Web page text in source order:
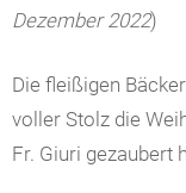
Dezember 2022)
Die fleißigen
voller Stolz die
Fr. Giuri gezaubert